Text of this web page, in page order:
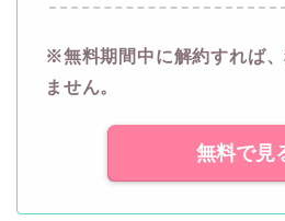
※無料期間中に解約すれば
ません。
無料で見